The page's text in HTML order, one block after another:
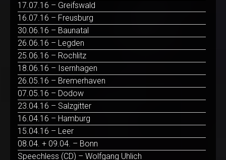
17.07.16 – Greifswald
16.07.16 – Freusburg
30.06.16 – Baunatal
26.06.16 – Legden
25.06.16 – Rochlitz
18.06.16 – Isernhagen
26.05.16 – Bremerhaven
07.05.16 – Dodow
23.04.16 – Salzgitter
16.04.16 – Hamburg
15.04.16 – Leer
08.04. + 09.04. – Bonn
Speechless (CD) – Wolfgang Uhlich